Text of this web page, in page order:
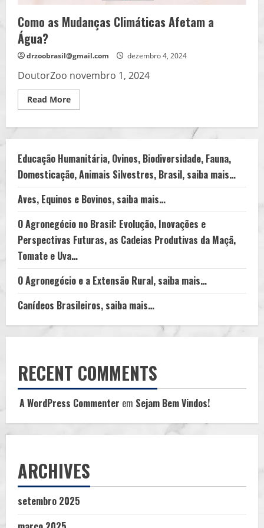
Como as Mudanças Climáticas Afetam a
Água?
drzoobrasil@gmail.com dezembro 4, 2024
DoutorZoo novembro 1, 2024
Read MoreRead
more
Mudanças
Afetam
a
Água?
Educação Humanitária, Ovinos, Biodiversidade, Fauna,
Domesticação, Animais Silvestres, Brasil, saiba mais…
Aves, Equinos e Bovinos, saiba mais…
O Agronegócio no Brasil: Evolução, Inovações e
Perspectivas Futuras, as Cadeias Produtivas da Maçã,
Tomate e Uva…
O Agronegócio e a Extensão Rural, saiba mais…
Canídeos Brasileiros, saiba mais…
RECENT COMMENTS
A WordPress Commenter em Sejam Bem Vindos!
ARCHIVES
setembro 2025